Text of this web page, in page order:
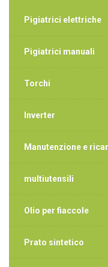
Pigiatrici elettriche
Pigiatrici manuali
Torchi
Inverter
Manutenzione e
multiutensili
Olio per fiaccole
Prato sintetico